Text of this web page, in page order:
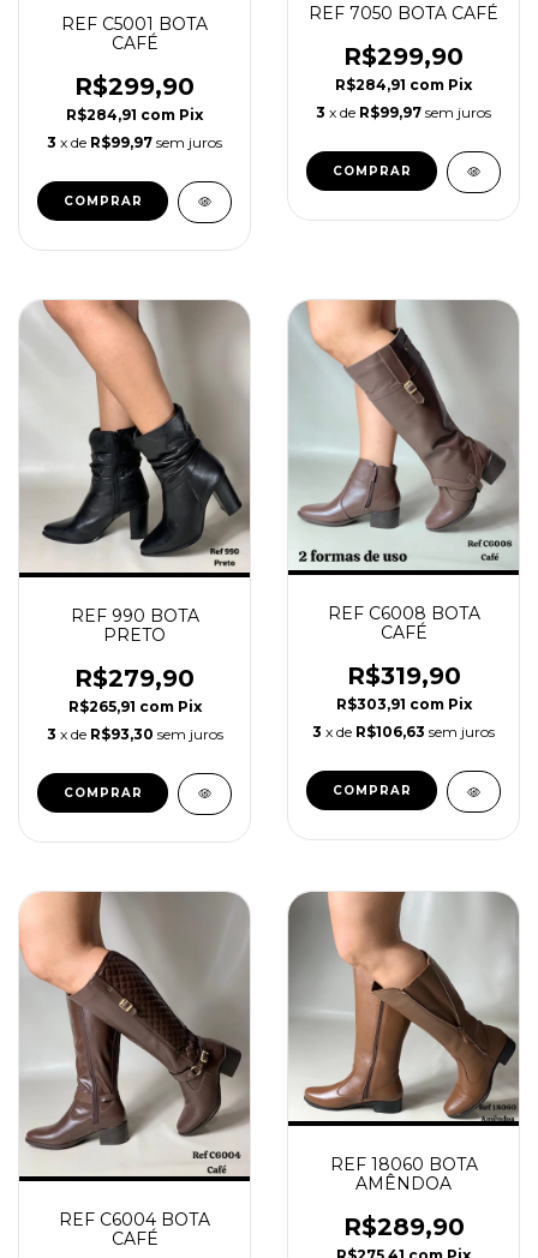
REF C5001 BOTA
CAFÉ
R$299,90
R$284,91 com Pix
3 x de R$99,97 sem juros
COMPRAR
REF 7050 BOTA CAFÉ
R$299,90
R$284,91 com Pix
3 x de R$99,97 sem juros
COMPRAR
REF 990 BOTA
PRETO
R$279,90
R$265,91 com Pix
3 x de R$93,30 sem juros
COMPRAR
REF C6008 BOTA
CAFÉ
R$319,90
R$303,91 com Pix
3 x de R$106,63 sem juros
COMPRAR
REF C6004 BOTA
CAFÉ
REF 18060 BOTA
AMÊNDOA
R$289,90